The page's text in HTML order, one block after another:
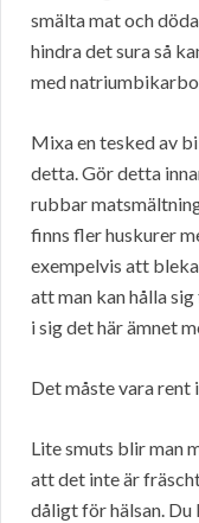
smälta mat och
hindra det sura så
med
Mixa en tesked av
detta. Gör detta
rubbar
finns fler huskurer
exempelvis att
att man kan hålla
i sig det här ämnet
Det måste vara rent
Lite smuts blir man
att det inte är
dåligt för hälsan.